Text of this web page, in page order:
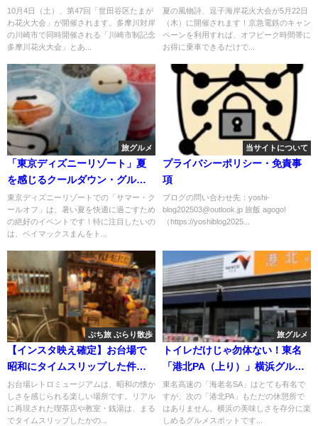
10/4（土）
10月4日（土）、第47回「世田谷区たまが
わ花火大会」が開催されます。多摩川対岸
の川崎市で同時開催される「川崎市制記念
多摩川花火大会」とあ...
施中
夏の風物詩、逗子海岸花火大会が5月22日
（木）に開催されます！京急電鉄のキャン
ペーンを利用すれば、オフピーク時間帯に
お得に乗車できるだけで...
旅グルメ
「東京ディズニーリゾート」夏
を感じるクールダウン・グル
メ！
東京ディズニーリゾートでの「サマー・ク
ールオフ」は、暑い夏を快適に過ごすため
の絶好のイベントです！特に注目したいの
は、ベイマックスまんをト...
当サイトについて
プライバシーポリシー・免責事
項
ブログの問い合わせ先：yoshi-
blog202503@outlook.jp 旅飯 agogo!
（https://yoshiblog2025...
ぷち旅 ぶらり散歩
【インスタ映え確定】お台場で
昭和にタイムスリップした件ｗ
ｗｗ
お台場レトロミュージアムは、昭和の懐か
しさを感じられる楽しい場所です。リアル
に再現された喫茶店や教室・銭湯は、まる
でタイムスリップしたかの...
旅グルメ
トイレだけじゃ勿体ない！東名
「港北PA（上り）」横浜グル
メ！
東名高速の「海老名SA」はとても有名で
すが、次の「港北PA」もただの休憩所で
はありません。横浜の美味しさを存分に楽
しめるグルメスポットです...